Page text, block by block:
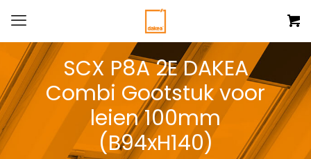
SCX P8A 2E DAKEA
Combi Gootstuk voor
leien 100mm
(B94xH140)